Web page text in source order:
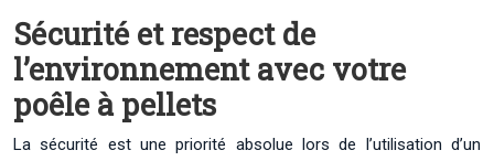
Sécurité et respect de
l’environnement avec votre
poêle à pellets
La sécurité est une priorité absolue lors de l’utilisation d’un